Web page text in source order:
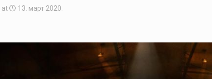
at 13. март 2020.